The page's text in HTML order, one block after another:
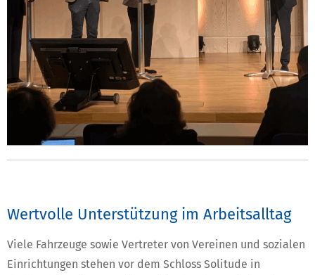
Wertvolle Unterstützung im Arbeitsalltag
Viele Fahrzeuge sowie Vertreter von Vereinen und sozialen
Einrichtungen stehen vor dem Schloss Solitude in